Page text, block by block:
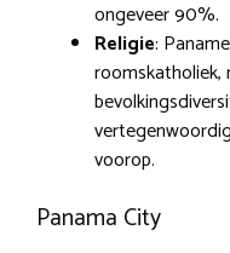
ongeveer 90%.
Religie:
voorop.
Panama City